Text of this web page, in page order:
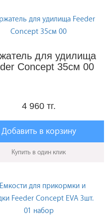
для удилища
Concept 35см 00
4 960 тг.
Добавить в корзину
Купить в один клик